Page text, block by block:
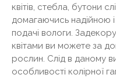
квітів, стебла, бутони
домагаючись надійною і
подачі вологи.
квітами ви можете за
рослин. Слід в даному
особливості колірної